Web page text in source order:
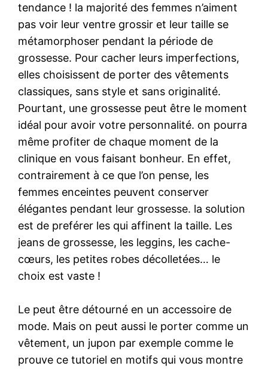
tendance ! la majorité des femmes n’aiment
pas voir leur ventre grossir et leur taille se
métamorphoser pendant la période de
grossesse. Pour cacher leurs imperfections,
elles choisissent de porter des vêtements
classiques, sans style et sans originalité.
Pourtant, une grossesse peut être le moment
idéal pour avoir votre personnalité. on pourra
même profiter de chaque moment de la
clinique en vous faisant bonheur. En effet,
contrairement à ce que l’on pense, les
femmes enceintes peuvent conserver
élégantes pendant leur grossesse. la solution
est de preférer les qui affinent la taille. Les
jeans de grossesse, les leggins, les cache-
cœurs, les petites robes décolletées… le
choix est vaste !
Le peut être détourné en un accessoire de
mode. Mais on peut aussi le porter comme un
vêtement, un jupon par exemple comme le
prouve ce tutoriel en motifs qui vous montre